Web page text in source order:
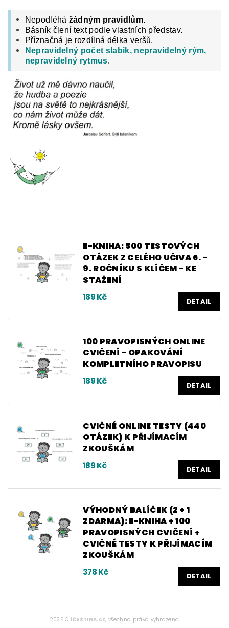
Nepodléhá žádným pravidlům.
Básník člení text podle vlastních představ.
Příznačná je rozdílná délka veršů.
Nepravidelný počet slabik, nepravidelný rým,
nepravidelný rytmus.
E-KNIHA: 500 TESTOVÝCH
OTÁZEK Z CELÉHO UČIVA 6. -
9. ROČNÍKU S KLÍČEM - KE
STAŽENÍ
189 Kč DETAIL
100 PRAVOPISNÝCH ONLINE
CVIČENÍ - OPAKOVÁNÍ
KOMPLETNÍHO PRAVOPISU
189 Kč DETAIL
CVIČNÉ ONLINE TESTY (440
OTÁZEK) K PŘIJÍMACÍM
ZKOUŠKÁM
189 Kč DETAIL
VÝHODNÝ BALÍČEK (2 + 1
ZDARMA): E-KNIHA + 100
PRAVOPISNÝCH CVIČENÍ +
CVIČNÉ TESTY K PŘIJÍMACÍM
ZKOUŠKÁM
378 Kč DETAIL
2026 © iČEŠTINA.cz, všechna práva vyhrazena